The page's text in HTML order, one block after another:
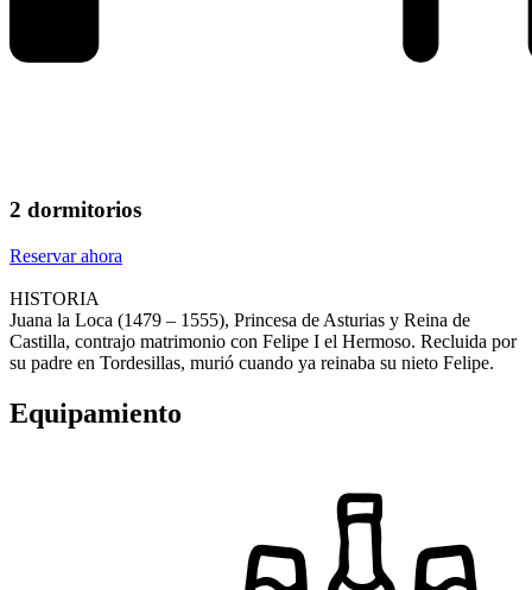
2 dormitorios
Reservar ahora
HISTORIA
Juana la Loca (1479 – 1555), Princesa de Asturias y Reina de
Castilla, contrajo matrimonio con Felipe I el Hermoso. Recluida por
su padre en Tordesillas, murió cuando ya reinaba su nieto Felipe.
Equipamiento